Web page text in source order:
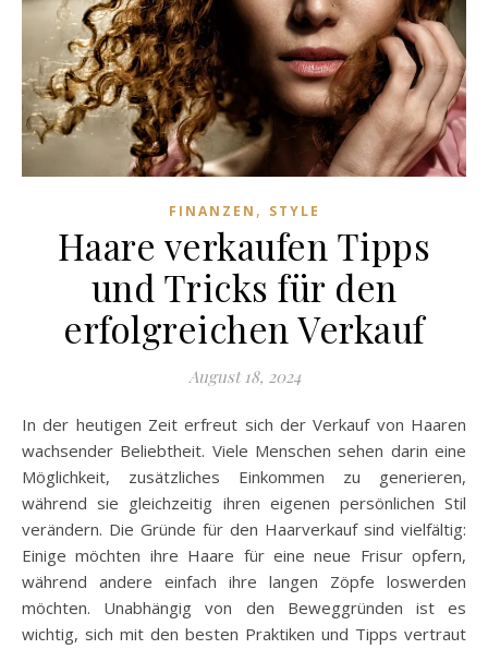
FINANZEN , STYLE
Haare verkaufen Tipps
und Tricks für den
erfolgreichen Verkauf
August 18, 2024
In der heutigen Zeit erfreut sich der Verkauf von Haaren
wachsender Beliebtheit. Viele Menschen sehen darin eine
Möglichkeit, zusätzliches Einkommen zu generieren,
während sie gleichzeitig ihren eigenen persönlichen Stil
verändern. Die Gründe für den Haarverkauf sind vielfältig:
Einige möchten ihre Haare für eine neue Frisur opfern,
während andere einfach ihre langen Zöpfe loswerden
möchten. Unabhängig von den Beweggründen ist es
wichtig, sich mit den besten Praktiken und Tipps vertraut